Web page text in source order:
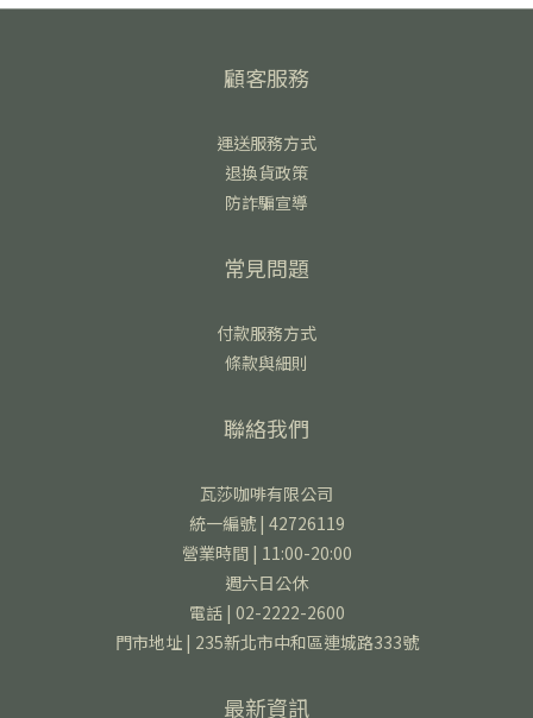
顧客服務
運送服務方式
退換貨政策
防詐騙宣導
常見問題
付款服務方式
條款與細則
聯絡我們
瓦莎咖啡有限公司
統一編號 | 42726119
營業時間 | 11:00-20:00
週六日公休
電話 | 02-2222-2600
門市地址 | 235新北市中和區連城路333號
最新資訊